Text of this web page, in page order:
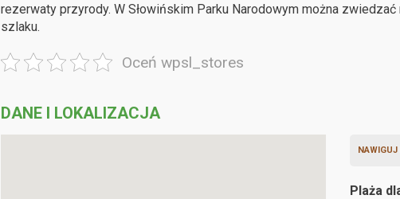
rezerwaty przyrody. W Słowińskim Parku Narodowym można
szlaku.
Oceń wpsl_stores
DANE I LOKALIZACJA
NAWIGUJ
Plaża